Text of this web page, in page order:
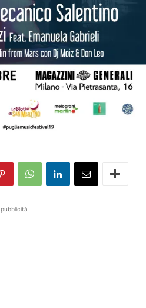
pubblicità